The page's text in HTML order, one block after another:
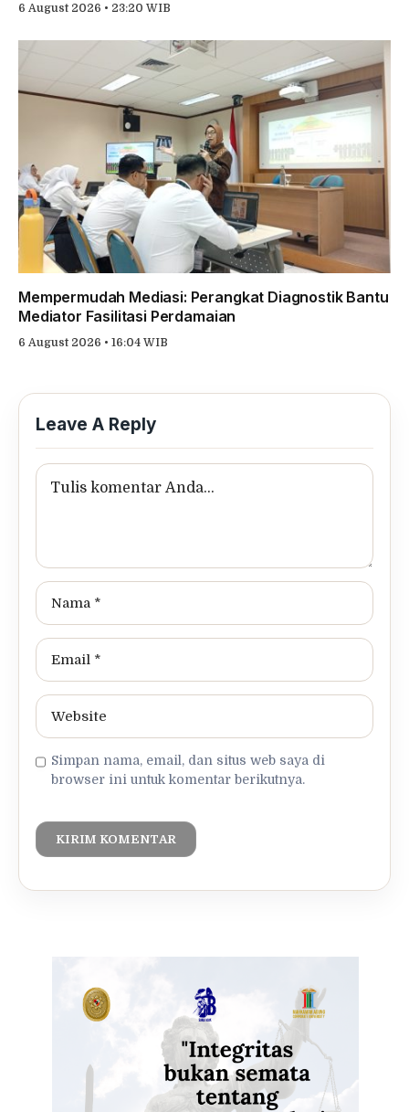
6 August 2026 • 23:20 WIB
Mempermudah Mediasi: Perangkat Diagnostik Bantu
Mediator Fasilitasi Perdamaian
6 August 2026 • 16:04 WIB
Leave A Reply
Simpan nama, email, dan situs web saya di
browser ini untuk komentar berikutnya.